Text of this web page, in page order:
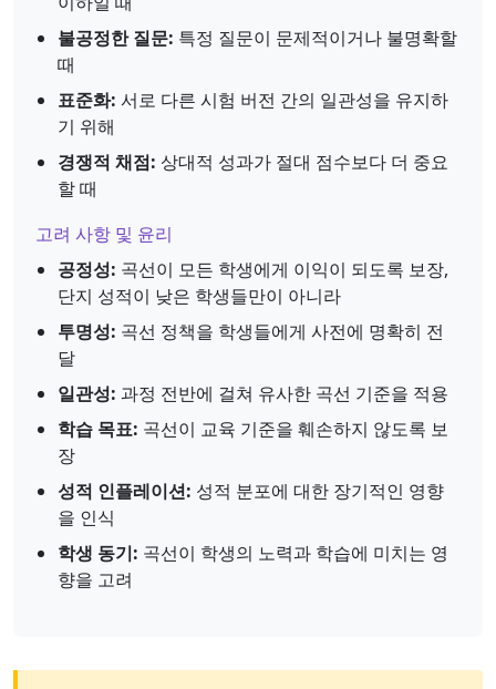
불공정한 질문: 특정 질문이 문제적이거나 불명확할
때
표준화: 서로 다른 시험 버전 간의 일관성을 유지하
기 위해
경쟁적 채점: 상대적 성과가 절대 점수보다 더 중요
할 때
고려 사항 및 윤리
공정성: 곡선이 모든 학생에게 이익이 되도록 보장,
단지 성적이 낮은 학생들만이 아니라
투명성: 곡선 정책을 학생들에게 사전에 명확히 전
달
일관성: 과정 전반에 걸쳐 유사한 곡선 기준을 적용
학습 목표: 곡선이 교육 기준을 훼손하지 않도록 보
장
성적 인플레이션: 성적 분포에 대한 장기적인 영향
을 인식
학생 동기: 곡선이 학생의 노력과 학습에 미치는 영
향을 고려